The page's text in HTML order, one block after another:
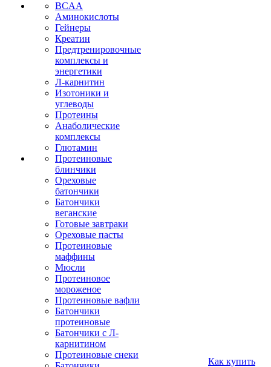
BCAA
Аминокислоты
Гейнеры
Креатин
Предтренировочные
комплексы и
энергетики
Л-карнитин
Изотоники и
углеводы
Протеины
Анаболические
комплексы
Глютамин
Протеиновые
блинчики
Ореховые
батончики
Батончики
веганские
Готовые завтраки
Ореховые пасты
Протеиновые
маффины
Мюсли
Протеиновое
мороженое
Протеиновые вафли
Батончики
протеиновые
Батончики с Л-
карнитином
Протеиновые снеки
Как купить